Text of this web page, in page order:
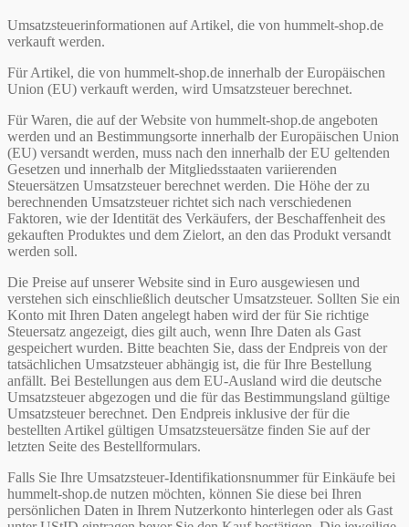
Umsatzsteuerinformationen auf Artikel, die von hummelt-shop.de
verkauft werden.
Für Artikel, die von hummelt-shop.de innerhalb der Europäischen
Union (EU) verkauft werden, wird Umsatzsteuer berechnet.
Für Waren, die auf der Website von hummelt-shop.de angeboten
werden und an Bestimmungsorte innerhalb der Europäischen Union
(EU) versandt werden, muss nach den innerhalb der EU geltenden
Gesetzen und innerhalb der Mitgliedsstaaten variierenden
Steuersätzen Umsatzsteuer berechnet werden. Die Höhe der zu
berechnenden Umsatzsteuer richtet sich nach verschiedenen
Faktoren, wie der Identität des Verkäufers, der Beschaffenheit des
gekauften Produktes und dem Zielort, an den das Produkt versandt
werden soll.
Die Preise auf unserer Website sind in Euro ausgewiesen und
verstehen sich einschließlich deutscher Umsatzsteuer. Sollten Sie ein
Konto mit Ihren Daten angelegt haben wird der für Sie richtige
Steuersatz angezeigt, dies gilt auch, wenn Ihre Daten als Gast
gespeichert wurden. Bitte beachten Sie, dass der Endpreis von der
tatsächlichen Umsatzsteuer abhängig ist, die für Ihre Bestellung
anfällt. Bei Bestellungen aus dem EU-Ausland wird die deutsche
Umsatzsteuer abgezogen und die für das Bestimmungsland gültige
Umsatzsteuer berechnet. Den Endpreis inklusive der für die
bestellten Artikel gültigen Umsatzsteuersätze finden Sie auf der
letzten Seite des Bestellformulars.
Falls Sie Ihre Umsatzsteuer-Identifikationsnummer für Einkäufe bei
hummelt-shop.de nutzen möchten, können Sie diese bei Ihren
persönlichen Daten in Ihrem Nutzerkonto hinterlegen oder als Gast